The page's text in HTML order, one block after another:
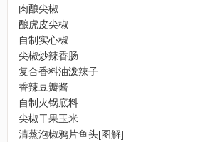
肉酿尖椒
酿虎皮尖椒
自制实心椒
尖椒炒辣香肠
复合香料油泼辣子
香辣豆瓣酱
自制火锅底料
尖椒干果玉米
清蒸泡椒鸦片鱼头[图解]